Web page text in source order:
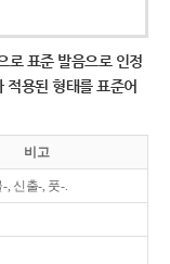
로 표준 발음으로 인정
적용된 형태를 표준어
비고
, 신출-, 풋-.